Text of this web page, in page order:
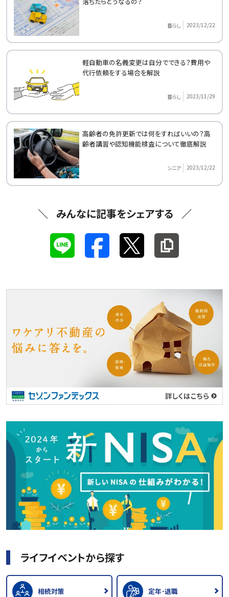
暮らし 2023/12/22
軽自動車の名義変更は自分でできる？費用や
代行依頼をする場合を解説
暮らし 2023/11/29
高齢者の免許更新では何をすればいいの？高
齢者講習や認知機能検査について徹底解説
シニア 2023/12/22
みんなに記事をシェアする
ライフイベントから探す
相続対策 定年･退職